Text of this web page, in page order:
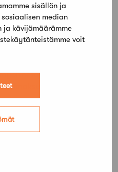
sisällön ja
median
ja kävijämäärämme
voit
myönnetään 70 %
euroa).
kopio
siirtymisen
edellisten
vapautetaan